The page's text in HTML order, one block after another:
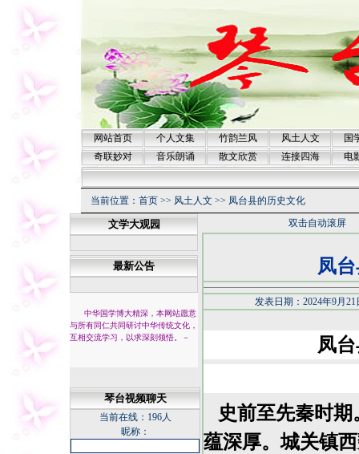
网站首页 个人文集 竹韵兰风 风土人文
国
奇联妙对
音乐朗诵 散文欣赏 连接四海 电
当前位置： 首页 >> 风土人文 >> 凤台县的历史文化
文学大观园
最新公告
中华国学博大精深，本网站愿意
与所有同仁共同研讨中华传统文化，
互相交流学习，以求深刻领悟。
－
琴台视频聊天
当前在线： 196人
昵称：
双击自动滚屏
凤
发表日期：2024年9月
凤
史前至先秦时期
蕴深厚。城关镇